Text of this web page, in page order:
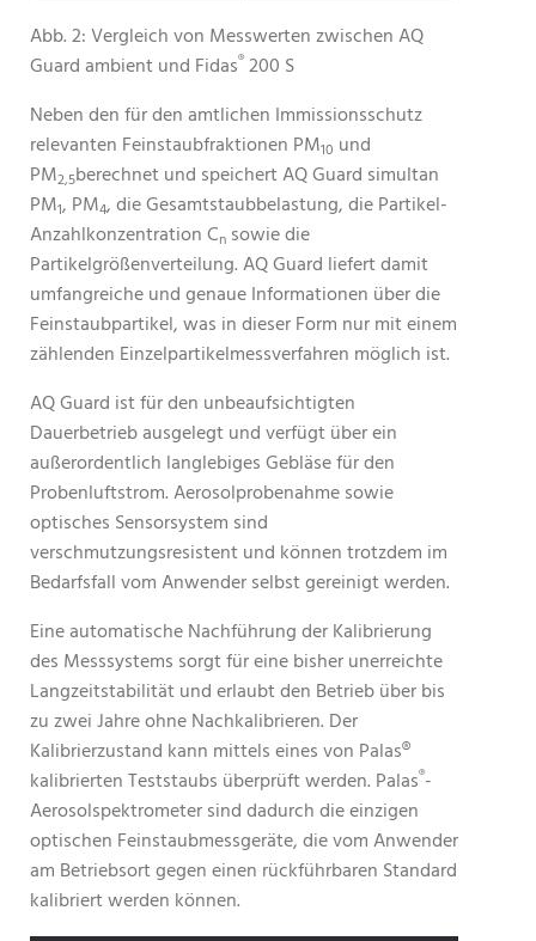
Abb. 2: Vergleich von Messwerten zwischen AQ
Guard ambient und Fidas®200 S
Neben den für den amtlichen Immissionsschutz
relevanten Feinstaubfraktionen PM10 und
PM2,5berechnet und speichert AQ Guard simultan
PM1, PM4, die Gesamtstaubbelastung, die Partikel-
Anzahlkonzentration Cn sowie die
Partikelgrößenverteilung. AQ Guard liefert damit
umfangreiche und genaue Informationen über die
Feinstaubpartikel, was in dieser Form nur mit einem
zählenden Einzelpartikelmessverfahren möglich ist.
AQ Guard ist für den unbeaufsichtigten
Dauerbetrieb ausgelegt und verfügt über ein
außerordentlich langlebiges Gebläse für den
Probenluftstrom. Aerosolprobenahme sowie
optisches Sensorsystem sind
verschmutzungsresistent und können trotzdem im
Bedarfsfall vom Anwender selbst gereinigt werden.
Eine automatische Nachführung der Kalibrierung
des Messsystems sorgt für eine bisher unerreichte
Langzeitstabilität und erlaubt den Betrieb über bis
zu zwei Jahre ohne Nachkalibrieren. Der
Kalibrierzustand kann mittels eines von Palas®
kalibrierten Teststaubs überprüft werden. Palas®-
Aerosolspektrometer sind dadurch die einzigen
optischen Feinstaubmessgeräte, die vom Anwender
am Betriebsort gegen einen rückführbaren Standard
kalibriert werden können.